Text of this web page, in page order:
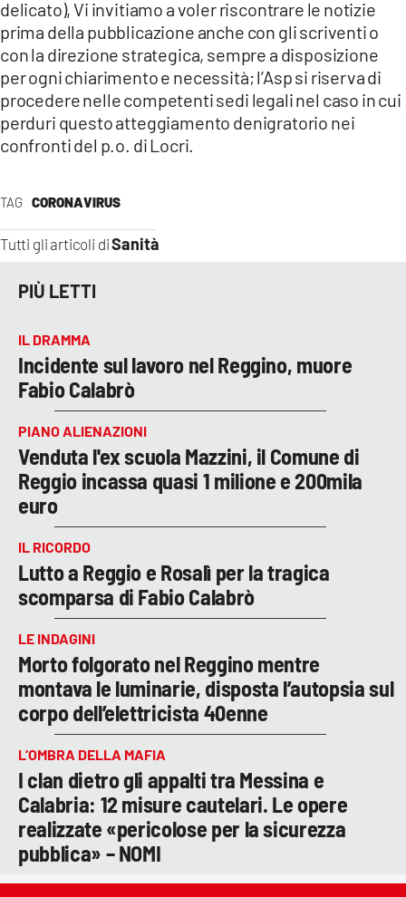
TAG CORONAVIRUS
Tutti gli articoli diSanità
delicato), Vi invitiamo a voler riscontrare le notizie
prima della pubblicazione anche con gli scriventi o
con la direzione strategica, sempre a disposizione
per ogni chiarimento e necessità; l’Asp si riserva di
procedere nelle competenti sedi legali nel caso in cui
perduri questo atteggiamento denigratorio nei
confronti del p.o. di Locri.
PIÙ LETTI
IL DRAMMA
Incidente sul lavoro nel Reggino, muore
Fabio Calabrò
PIANO ALIENAZIONI
Venduta l'ex scuola Mazzini, il Comune di
Reggio incassa quasi 1 milione e 200mila
euro
IL RICORDO
Lutto a Reggio e Rosalì per la tragica
scomparsa di Fabio Calabrò
LE INDAGINI
Morto folgorato nel Reggino mentre
montava le luminarie, disposta l’autopsia sul
corpo dell’elettricista 40enne
L’OMBRA DELLA MAFIA
I clan dietro gli appalti tra Messina e
Calabria: 12 misure cautelari. Le opere
realizzate «pericolose per la sicurezza
pubblica» – NOMI